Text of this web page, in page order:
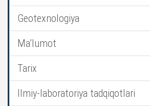
Geotexnologiya
Ma’lumot
Tarix
Ilmiy-laboratoriya tadqiqotlari